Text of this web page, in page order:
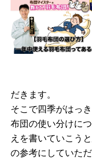
だきます。
そこで四季がはっ
布団の使い分けに
えを書いていこう
の参考にしていた